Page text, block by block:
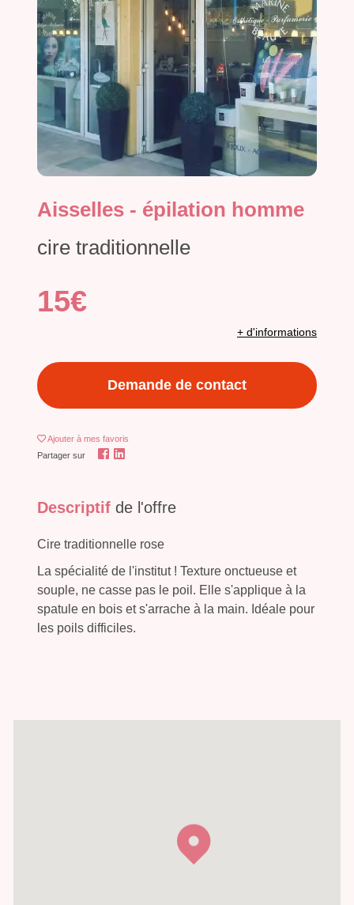
Aisselles - épilation homme
cire traditionnelle
15€
+ d'informations
Demande de contact
Ajouter à mes favoris
Partager sur
Descriptif de l'offre
Cire traditionnelle rose
La spécialité de l'institut ! Texture onctueuse et
souple, ne casse pas le poil. Elle s'applique à la
spatule en bois et s'arrache à la main. Idéale pour
les poils difficiles.